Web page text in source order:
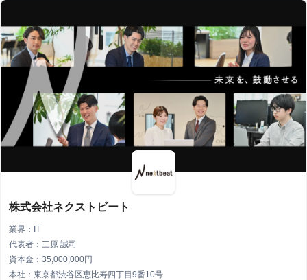
株式会社ネクストビート
業界：IT
代表者：三原 誠司
資本金：35,000,000円
本社：東京都渋谷区恵比寿四丁目9番10号